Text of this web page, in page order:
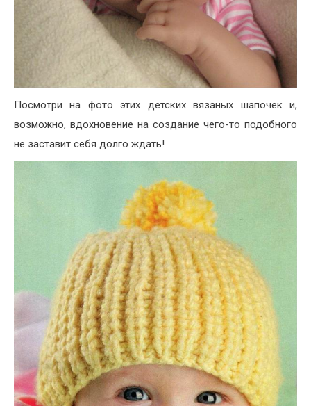
Посмотри на фото этих детских вязаных шапочек и,
возможно, вдохновение на создание чего-то подобного
не заставит себя долго ждать!